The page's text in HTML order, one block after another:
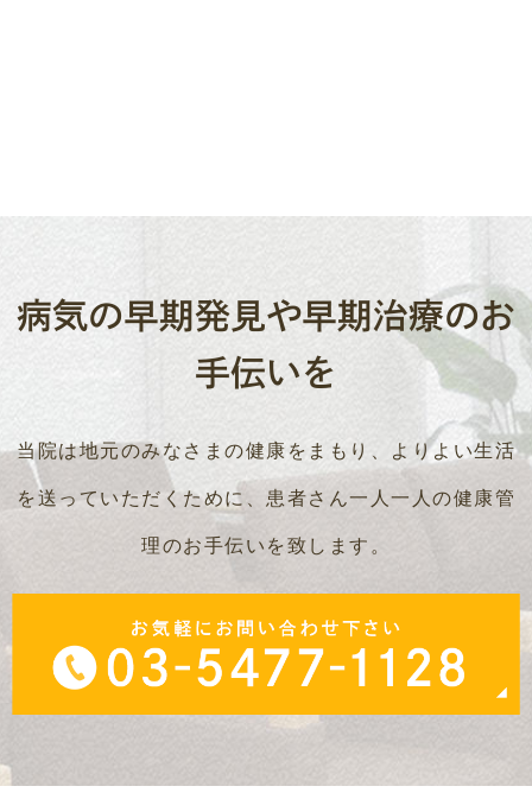
病気の早期発見や早期治療のお
手伝いを
当院は地元のみなさまの健康をまもり、よりよい生活
を送っていただくために、 患者さん一人一人の健康管
理のお手伝いを致します。